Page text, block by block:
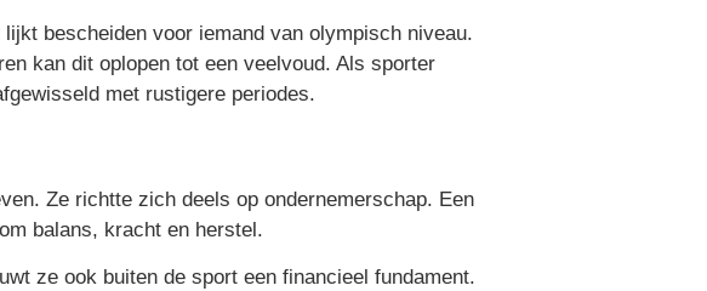
bescheiden voor iemand van olympisch niveau.
kan dit oplopen tot een veelvoud. Als sporter
met rustigere periodes.
Ze richtte zich deels op ondernemerschap. Een
balans, kracht en herstel.
ze ook buiten de sport een financieel fundament.